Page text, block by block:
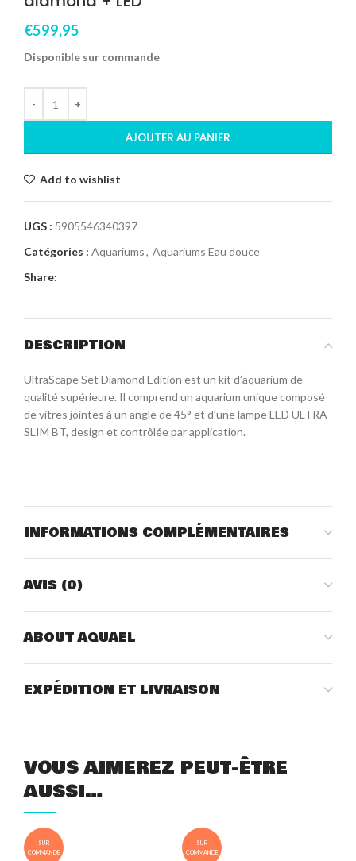
€599,95
Disponible sur commande
AJOUTER AU PANIER
Add to wishlist
UGS : 5905546340397
Catégories : Aquariums, Aquariums Eau douce
Share:
DESCRIPTION
UltraScape Set Diamond Edition est un kit d’aquarium de
qualité supérieure. Il comprend un aquarium unique composé
de vitres jointes à un angle de 45° et d’une lampe LED ULTRA
SLIM BT, design et contrôlée par application.
INFORMATIONS COMPLÉMENTAIRES
AVIS (0)
ABOUT AQUAEL
EXPÉDITION ET LIVRAISON
VOUS AIMEREZ PEUT-ÊTRE
AUSSI…
SUR
COMMANDE
SUR
COMMANDE